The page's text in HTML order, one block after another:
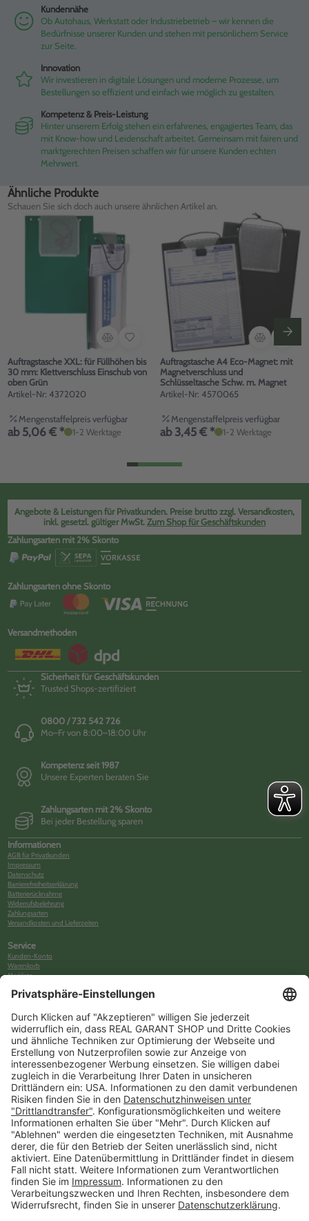
Kundennähe
Ob Autohaus, Werkstatt oder Industriebetrieb – wir kennen die
Bedürfnisse unserer Kunden und stehen mit persönlichem Service
zur Seite.
Innovation
Wir investieren in digitale Lösungen und moderne Prozesse, um
Bestellungen so effizient und einfach wie möglich zu gestalten.
Kompetenz & Preis-Leistung
Hinter unserem Erfolg stehen ein erfahrenes, engagiertes Team, das
mit Know-how und Leidenschaft arbeitet. Gemeinsam mit fairen und
marktgerechten Preisen schaffen wir für unsere Kunden echten
Mehrwert.
Ähnliche Produkte
Schauen Sie sich doch auch unsere ähnlichen Artikel an.
Auftragstasche XXL: für Füllhöhen bis
30 mm: Klettverschluss Einschub von
oben Grün
Artikel-Nr: 4372020
Mengenstaffelpreis verfügbar
ab 5,06 € * 1-2 Werktage
Auftragstasche A4 Eco-Magnet: mit
Magnetverschluss und
Schlüsseltasche Schw. m. Magnet
Artikel-Nr: 4570065
Mengenstaffelpreis verfügbar
ab 3,45 € * 1-2 Werktage
Angebote & Leistungen für Privatkunden. Preise brutto zzgl. Versandkosten,
inkl. gesetzl. gültiger MwSt. Zum Shop für Geschäftskunden
Zahlungsarten mit 2% Skonto
Zahlungsarten ohne Skonto
Versandmethoden
Sicherheit für Geschäftskunden
Trusted Shops-zertifiziert
0800 / 732 542 726
Mo–Fr von 8:00–18:00 Uhr
Kompetenz seit 1987
Unsere Experten beraten Sie
Zahlungsarten mit 2% Skonto
Bei jeder Bestellung sparen
Informationen
AGB für Privatkunden
Impressum
Datenschutz
Barrierefreiheitserklärung
Batterierücknahme
Widerrufsbelehrung
Zahlungsarten
Versandkosten und Lieferzeiten
Service
Kunden-Konto
Warenkorb
Merkliste
Newsletter
FAQs
Über uns
Kategorien
Betriebsorganisation (52)
Schlüsselorganisation (140)
Reifenorganisation (35)
Werkstattorganisation (166)
Preisauszeichnung und Preisdisplays (35)
Formulare KFZ und Werkstatt (34)
Kennzeichenhalter (49)
KFZ-Verkauf und KFZ-Präsentation (19)
Aussenwerbung (47)
Prospektpräsentation, Infosysteme (29)
Werbeartikel und Give-Aways (212)
SALES OFF (14)
Ausgezeichnet